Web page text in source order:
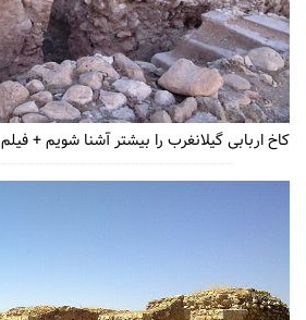
کاخ اربابی گیلانغرب را بیشتر آشنا شویم + فیلم